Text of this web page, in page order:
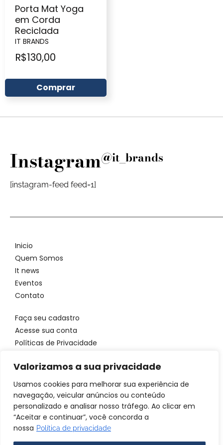
Valorizamos a sua privacidade
Usamos cookies para melhorar sua experiência de
navegação, veicular anúncios ou conteúdo
personalizado e analisar nosso tráfego. Ao clicar em
“Aceitar e continuar”, você concorda a
nossa Política de privacidade
Porta Mat Yoga
em Corda
Reciclada
IT BRANDS
R$130,00
Comprar
Instagram@it_brands
[instagram-feed feed=1]
Inicio
Quem Somos
It news
Eventos
Contato
Faça seu cadastro
Acesse sua conta
Políticas de Privacidade
Entre em contato
Email: atendimento@itbrandsbr.com
© 2025 IT brands - Todos os direitos reservados. SANTA FOSCA